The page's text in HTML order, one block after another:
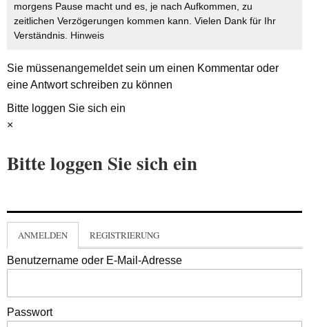
morgens Pause macht und es, je nach Aufkommen, zu
zeitlichen Verzögerungen kommen kann. Vielen Dank für Ihr
Verständnis. Hinweis
Sie müssenangemeldetsein um einen Kommentar oder
eine Antwort schreiben zu können
Bitte loggen Sie sich ein
×
Bitte loggen Sie sich ein
ANMELDEN REGISTRIERUNG
Benutzername oder E-Mail-Adresse
Passwort